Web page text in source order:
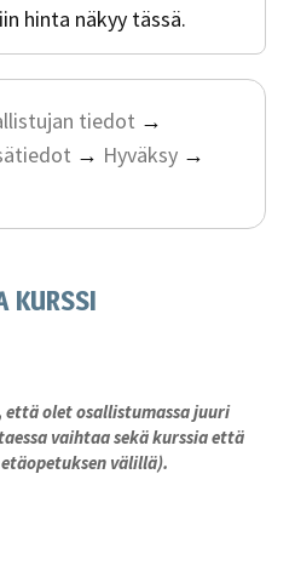
hinta näkyy tässä.
tiedot →
→ Hyväksy →
KURSSI
että olet osallistumassa juuri
vaihtaa sekä kurssia että
välillä).